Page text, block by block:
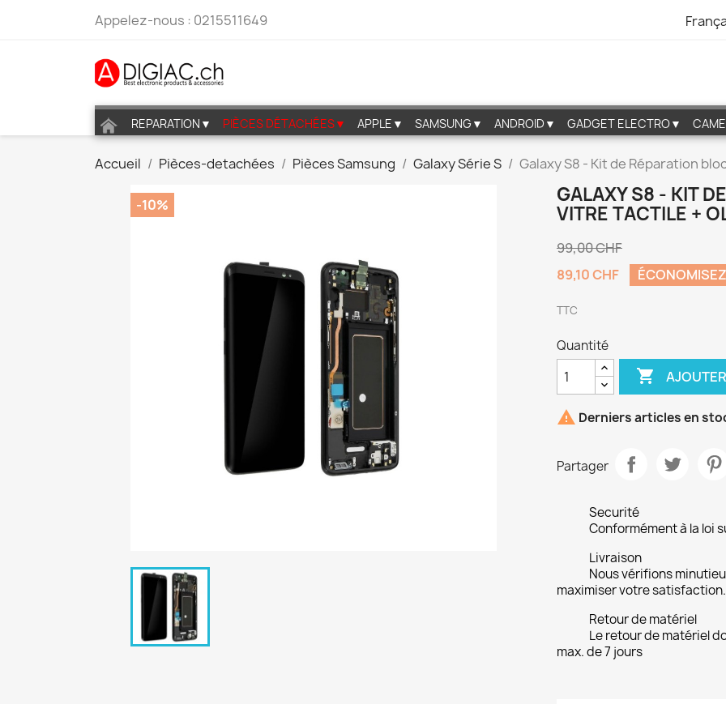
Appelez-nous : 0215511649
REPARATION▼ PIÈCES DÉTACHÉES▼ APPLE▼ SAMSUNG▼ ANDROID▼ GADGET ELECTRO▼
Accueil Pièces-detachées Pièces Samsung Galaxy Série S Galaxy S8 - Kit de Réparation
-10%
GALAXY S8 - KIT
VITRE TACTILE +
99,00 CHF
89,10 CHF
TTC
Quantité

 Derniers articles en
Partager
Securité
Conformément à la loi
Livraison
Nous vérifions
maximiser votre satisfaction.
Retour de matériel
Le retour de matériel
max. de 7 jours